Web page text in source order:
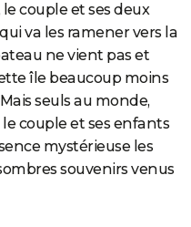
couple et ses deux
va les ramener vers la
ne vient pas et
île beaucoup moins
seuls au monde,
couple et ses enfants
mystérieuse les
souvenirs venus